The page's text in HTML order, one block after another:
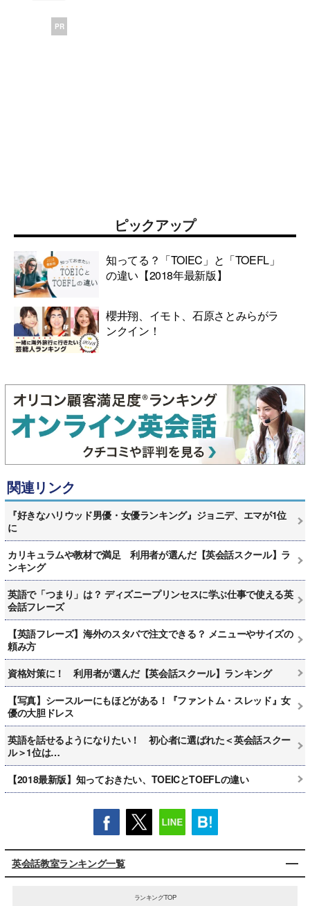
PR
ピックアップ
知ってる？「TOIEC」と「TOEFL」
の違い【2018年最新版】
櫻井翔、イモト、石原さとみらがラ
ンクイン！
関連リンク
『好きなハリウッド男優・女優ランキング』ジョニデ、エマが1位
に
カリキュラムや教材で満足 利用者が選んだ【英会話スクール】ラ
ンキング
英語で「つまり」は？ ディズニープリンセスに学ぶ仕事で使える英
会話フレーズ
【英語フレーズ】海外のスタバで注文できる？ メニューやサイズの
頼み方
資格対策に！ 利用者が選んだ【英会話スクール】ランキング
【写真】シースルーにもほどがある！『ファントム・スレッド』女
優の大胆ドレス
英語を話せるようになりたい！ 初心者に選ばれた＜英会話スクー
ル＞1位は…
【2018最新版】知っておきたい、TOEICとTOEFLの違い
英会話教室ランキング一覧
ランキングTOP